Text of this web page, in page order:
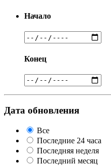
Начало
Конец
Дата обновления
Все
Последние 24 часа
Последняя неделя
Последний месяц